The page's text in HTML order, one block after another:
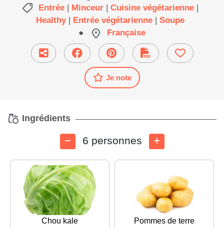
Entrée | Minceur | Cuisine végétarienne |
Healthy | Entrée végétarienne | Soupe
●
Française
Je note
Ingrédients
6 personnes
Chou kale
Pommes de terre